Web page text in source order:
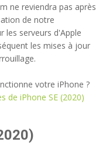
ne reviendra pas après
de notre
les serveurs d'Apple
les mises à jour
votre iPhone ?
de iPhone SE (2020)